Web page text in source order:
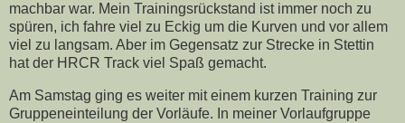
machbar war. Mein Trainingsrückstand ist immer noch zu
spüren, ich fahre viel zu Eckig um die Kurven und vor allem
viel zu langsam. Aber im Gegensatz zur Strecke in Stettin
hat der HRCR Track viel Spaß gemacht.
Am Samstag ging es weiter mit einem kurzen Training zur
Gruppeneinteilung der Vorläufe. In meiner Vorlaufgruppe